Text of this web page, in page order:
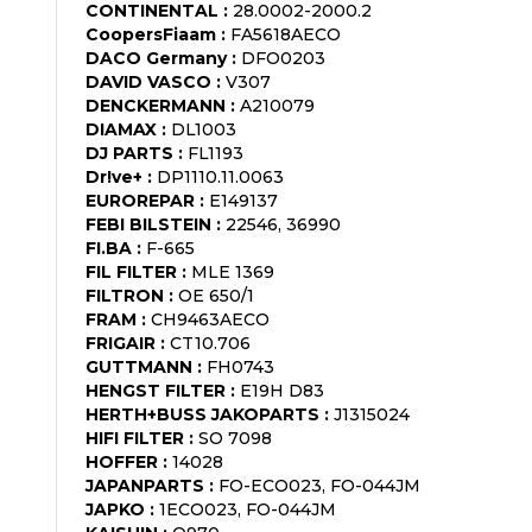
CONTINENTAL : 28.0002-2000.2
CoopersFiaam : FA5618AECO
DACO Germany: DFO0203
DAVID VASCO : V307
DENCKERMANN : A210079
DIAMAX : DL1003
DJ PARTS : FL1193
Dr!ve+ : DP1110.11.0063
EUROREPAR : E149137
FEBI BILSTEIN : 22546, 36990
FI.BA : F-665
FIL FILTER : MLE 1369
FILTRON : OE 650/1
FRAM : CH9463AECO
FRIGAIR : CT10.706
GUTTMANN : FH0743
HENGST FILTER : E19H D83
HERTH+BUSS JAKOPARTS : J1315024
HIFI FILTER : SO 7098
HOFFER : 14028
JAPANPARTS : FO-ECO023, FO-044JM
JAPKO : 1ECO023, FO-044JM